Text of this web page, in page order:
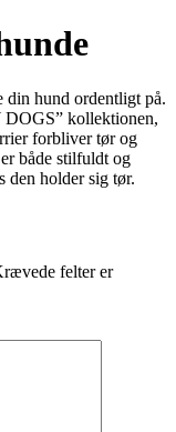
hund ordentligt på.
kollektionen,
forbliver tør og
både stilfuldt og
den holder sig tør.
felter er